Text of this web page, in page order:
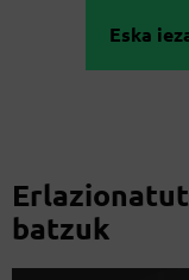
Eska
batzuk